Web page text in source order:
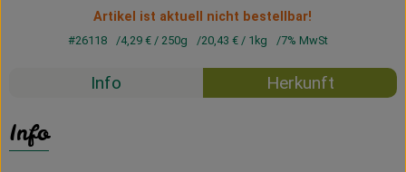
Artikel ist aktuell nicht bestellbar!
#26118 4,29 €/ 250g 20,43 €/ 1kg 7% MwSt
Info Herkunft
Info